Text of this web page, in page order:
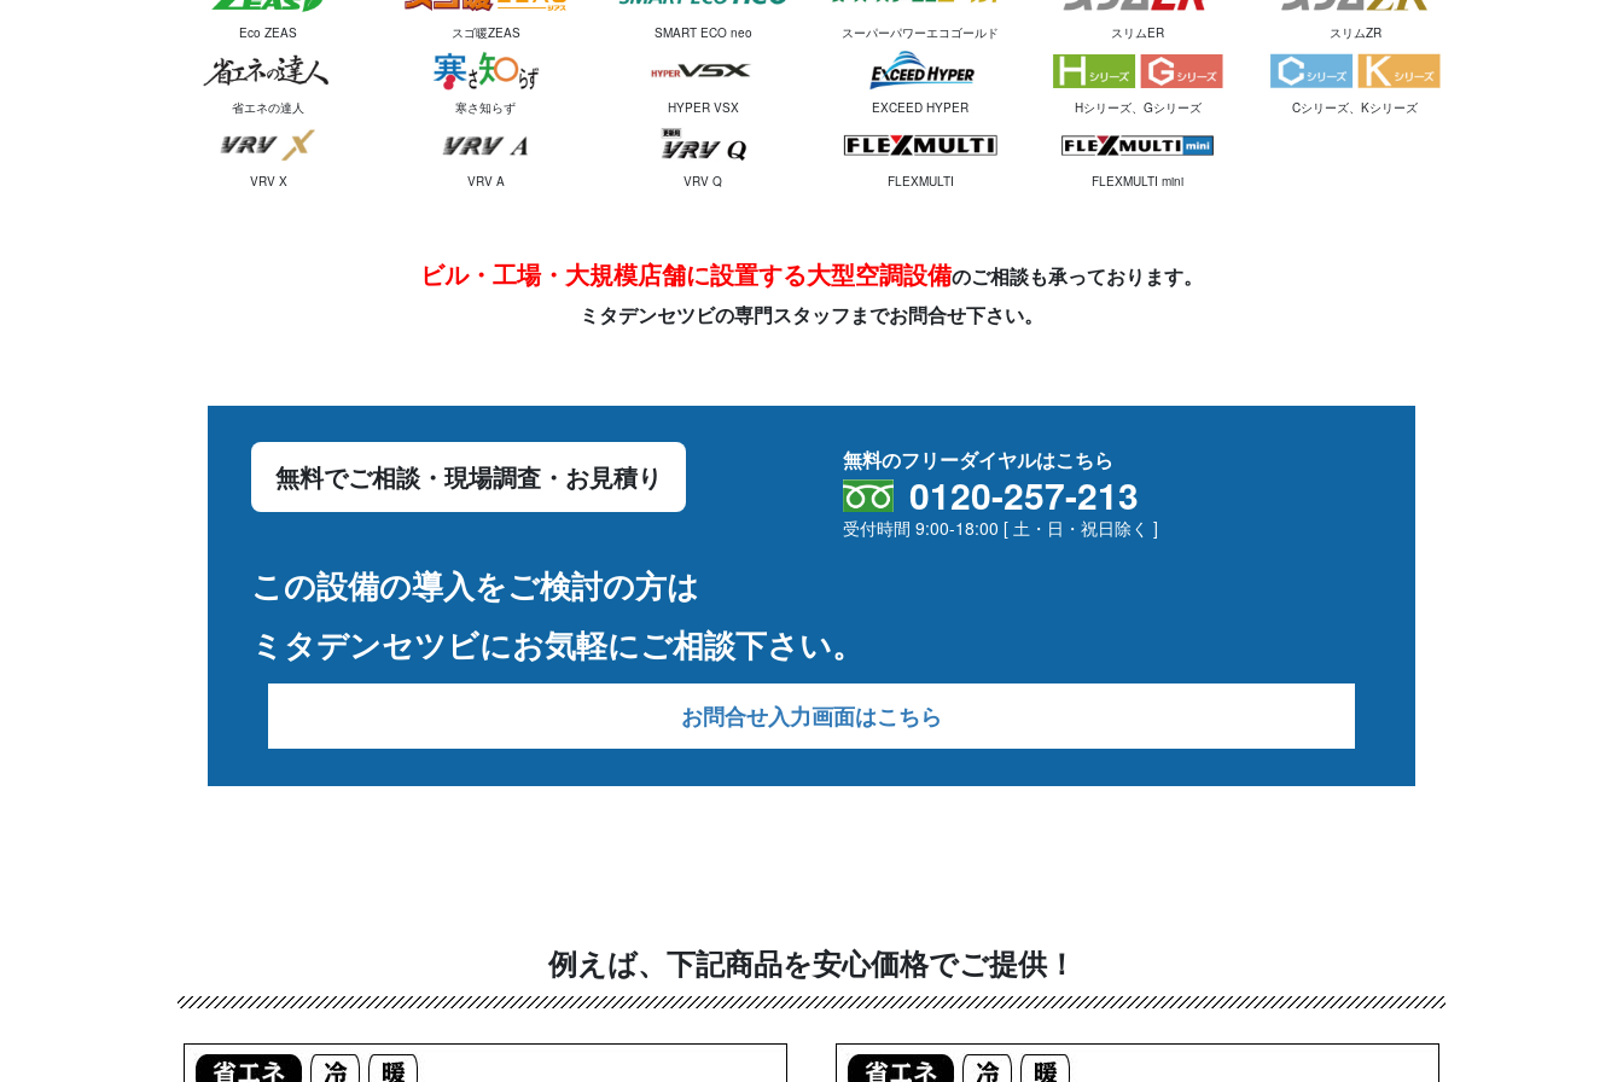
Eco ZEAS スゴ暖ZEAS SMART ECO neo スーパーパワーエコゴールド スリムER スリムZR
省エネの達人 寒さ知らず HYPER VSX EXCEED HYPER Hシリーズ、Gシリーズ Cシリーズ、Kシリーズ
VRV X VRV A VRV Q FLEXMULTI FLEXMULTI mini
ビル・工場・大規模店舗に設置する大型空調設備のご相談も承っております。
ミタデンセツビの専門スタッフまでお問合せ下さい。
無料でご相談・現場調査・お見積り 無料のフリーダイヤルはこちら
0120-257-213
受付時間 9:00-18:00 [ 土・日・祝日除く ]
この設備の導入をご検討の方は
ミタデンセツビにお気軽にご相談下さい。
お問合せ入力画面はこちら
例えば、下記商品を安心価格でご提供！